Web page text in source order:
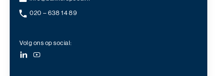
020 – 638 14 89
Volg ons op social: